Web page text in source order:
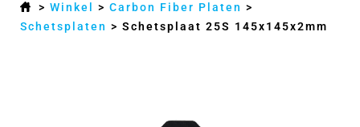
>Winkel >Carbon Fiber Platen >
Schetsplaten >Schetsplaat 25S 145x145x2mm